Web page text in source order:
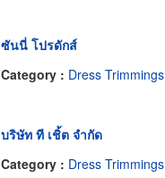
ซันนี่ โปรดักส์
Category : Dress Trimmings
บริษัท ที เชิ้ต จำกัด
Category : Dress Trimmings